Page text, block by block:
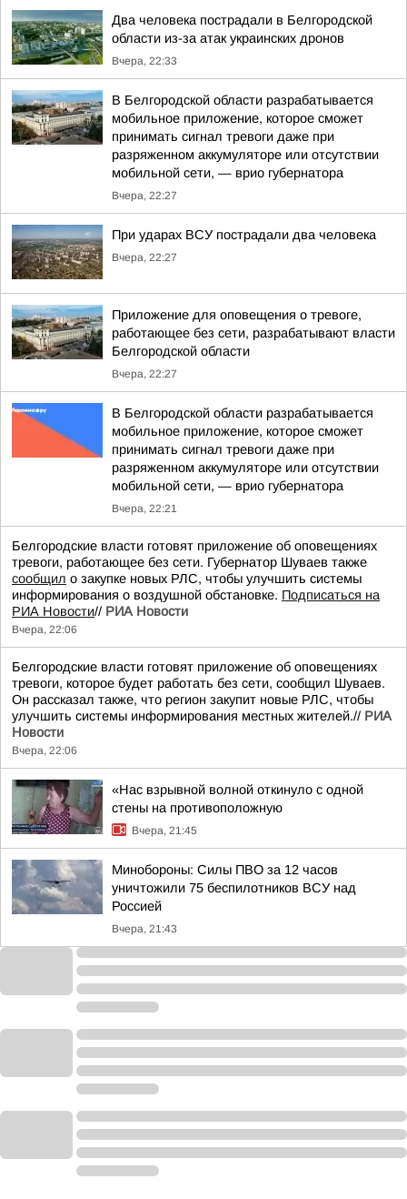
Два человека пострадали в Белгородской
области из-за атак украинских дронов
Вчера, 22:33
В Белгородской области разрабатывается
мобильное приложение, которое сможет
принимать сигнал тревоги даже при
разряженном аккумуляторе или отсутствии
мобильной сети, — врио губернатора
Вчера, 22:27
При ударах ВСУ пострадали два человека
Вчера, 22:27
Приложение для оповещения о тревоге,
работающее без сети, разрабатывают власти
Белгородской области
Вчера, 22:27
В Белгородской области разрабатывается
мобильное приложение, которое сможет
принимать сигнал тревоги даже при
разряженном аккумуляторе или отсутствии
мобильной сети, — врио губернатора
Вчера, 22:21
Белгородские власти готовят приложение об оповещениях
тревоги, работающее без сети. Губернатор Шуваев также
сообщил о закупке новых РЛС, чтобы улучшить системы
информирования о воздушной обстановке. Подписаться на
РИА Новости// РИА Новости
Вчера, 22:06
Белгородские власти готовят приложение об оповещениях
тревоги, которое будет работать без сети, сообщил Шуваев.
Он рассказал также, что регион закупит новые РЛС, чтобы
улучшить системы информирования местных жителей.// РИА
Новости
Вчера, 22:06
«Нас взрывной волной откинуло с одной
стены на противоположную
Вчера, 21:45
Минобороны: Силы ПВО за 12 часов
уничтожили 75 беспилотников ВСУ над
Россией
Вчера, 21:43